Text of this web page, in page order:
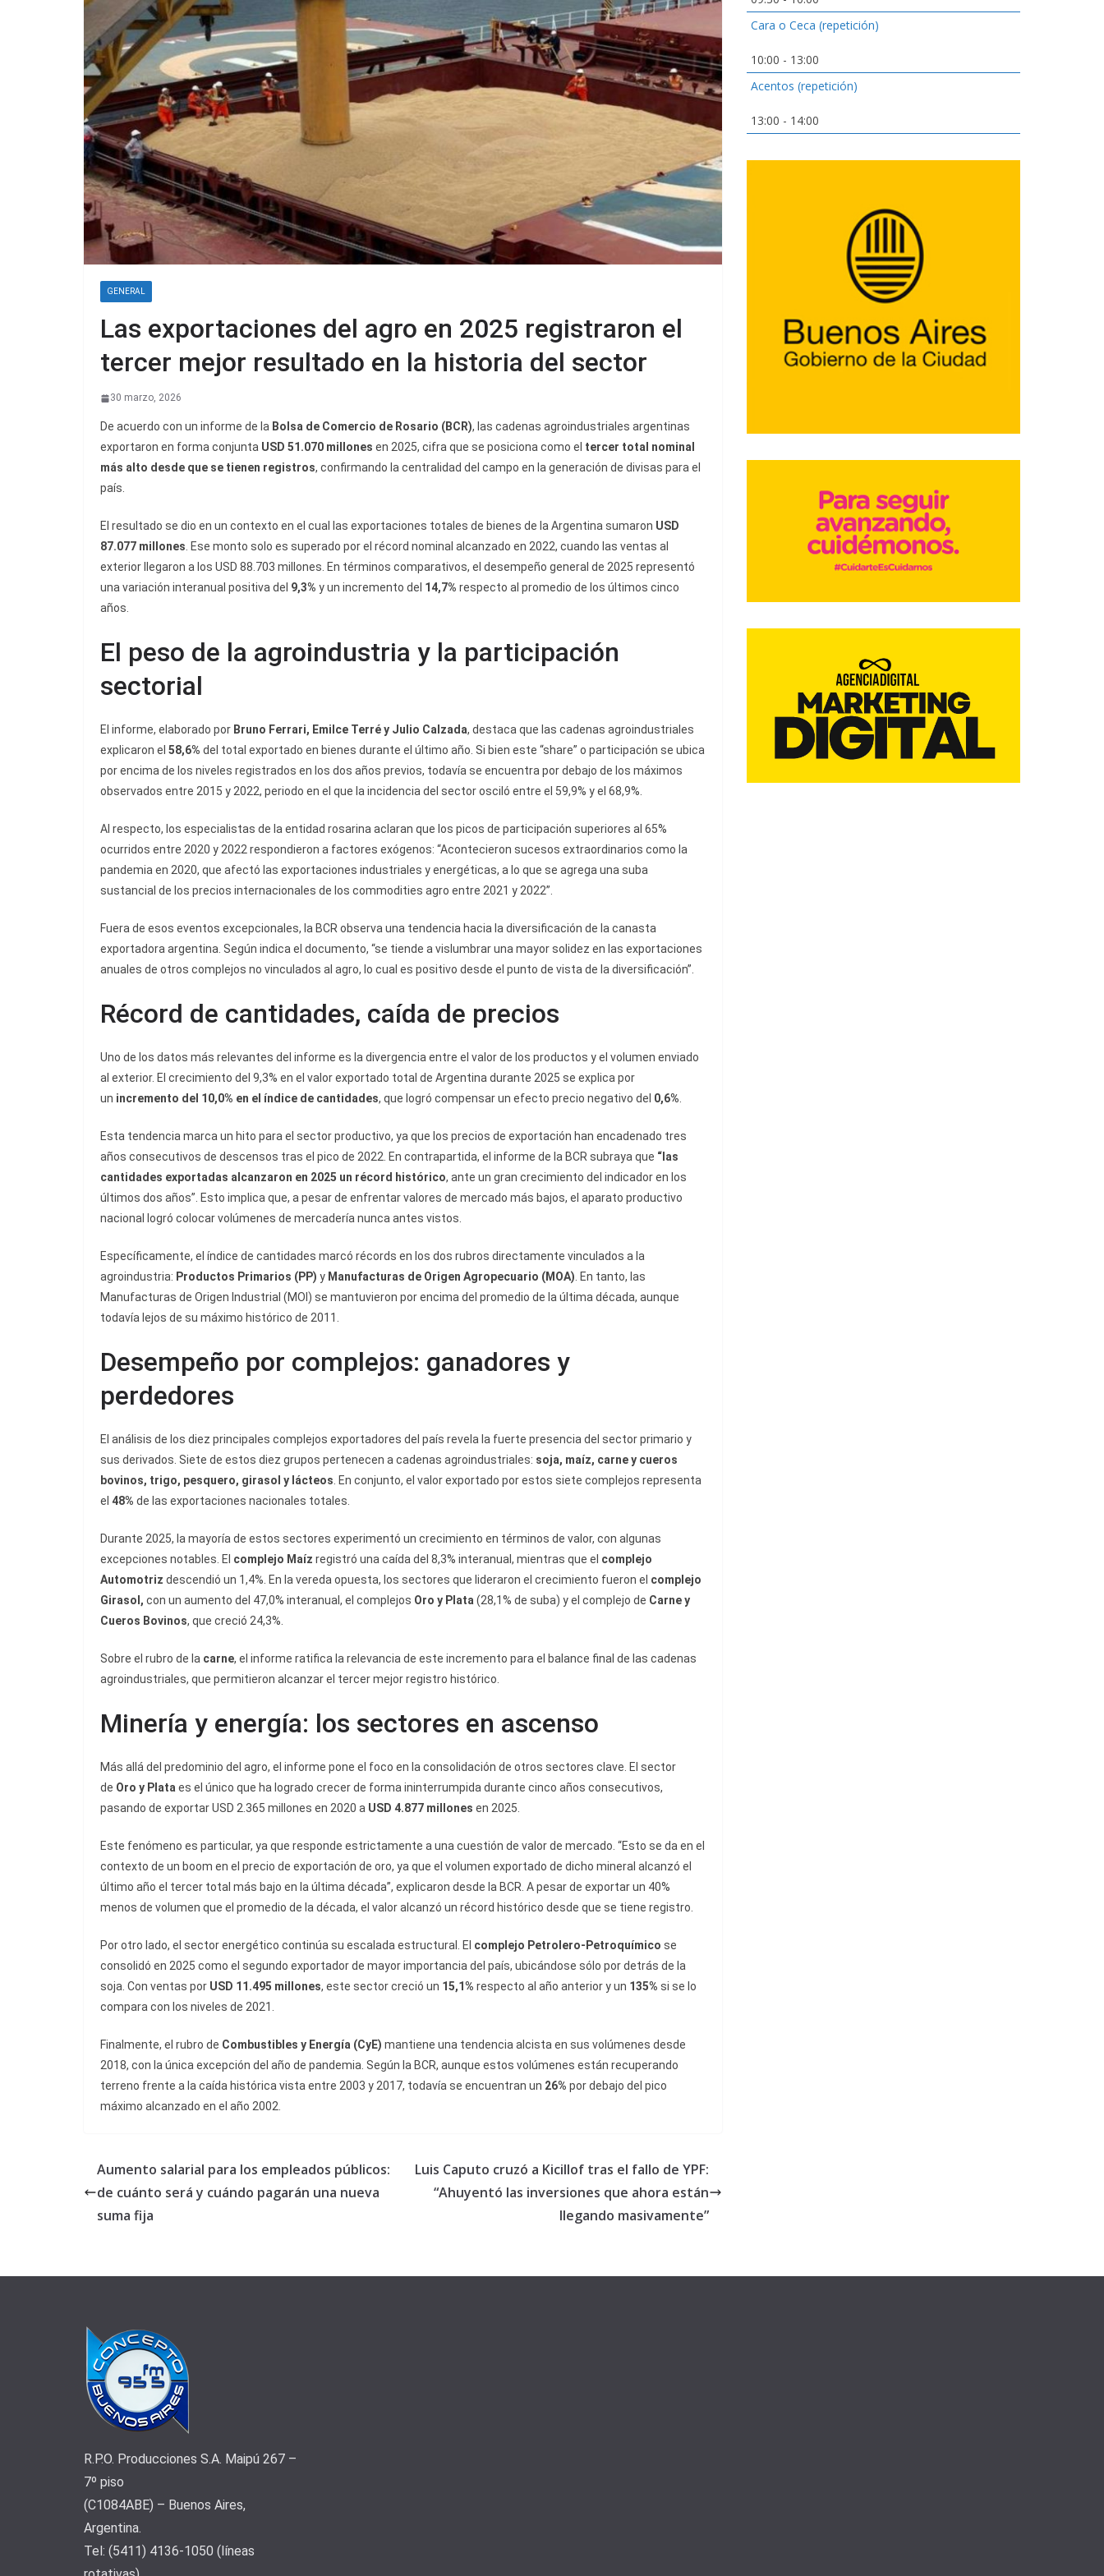
GENERAL
Las exportaciones del agro en 2025 registraron el
tercer mejor resultado en la historia del sector
30 marzo, 2026
De acuerdo con un informe de la Bolsa de Comercio de Rosario (BCR), las cadenas agroindustriales argentinas
exportaron en forma conjunta USD 51.070 millones en 2025, cifra que se posiciona como el tercer total nominal
más alto desde que se tienen registros, confirmando la centralidad del campo en la generación de divisas para el
país.
El resultado se dio en un contexto en el cual las exportaciones totales de bienes de la Argentina sumaron USD
87.077 millones. Ese monto solo es superado por el récord nominal alcanzado en 2022, cuando las ventas al
exterior llegaron a los USD 88.703 millones. En términos comparativos, el desempeño general de 2025 representó
una variación interanual positiva del 9,3% y un incremento del 14,7% respecto al promedio de los últimos cinco
años.
El peso de la agroindustria y la participación
sectorial
El informe, elaborado por Bruno Ferrari, Emilce Terré y Julio Calzada, destaca que las cadenas agroindustriales
explicaron el 58,6% del total exportado en bienes durante el último año. Si bien este “share” o participación se ubica
por encima de los niveles registrados en los dos años previos, todavía se encuentra por debajo de los máximos
observados entre 2015 y 2022, periodo en el que la incidencia del sector osciló entre el 59,9% y el 68,9%.
Al respecto, los especialistas de la entidad rosarina aclaran que los picos de participación superiores al 65%
ocurridos entre 2020 y 2022 respondieron a factores exógenos: “Acontecieron sucesos extraordinarios como la
pandemia en 2020, que afectó las exportaciones industriales y energéticas, a lo que se agrega una suba
sustancial de los precios internacionales de los commodities agro entre 2021 y 2022”.
Fuera de esos eventos excepcionales, la BCR observa una tendencia hacia la diversificación de la canasta
exportadora argentina. Según indica el documento, “se tiende a vislumbrar una mayor solidez en las exportaciones
anuales de otros complejos no vinculados al agro, lo cual es positivo desde el punto de vista de la diversificación”.
Récord de cantidades, caída de precios
Uno de los datos más relevantes del informe es la divergencia entre el valor de los productos y el volumen enviado
al exterior. El crecimiento del 9,3% en el valor exportado total de Argentina durante 2025 se explica por
un incremento del 10,0% en el índice de cantidades, que logró compensar un efecto precio negativo del 0,6%.
Esta tendencia marca un hito para el sector productivo, ya que los precios de exportación han encadenado tres
años consecutivos de descensos tras el pico de 2022. En contrapartida, el informe de la BCR subraya que “las
cantidades exportadas alcanzaron en 2025 un récord histórico, ante un gran crecimiento del indicador en los
últimos dos años”. Esto implica que, a pesar de enfrentar valores de mercado más bajos, el aparato productivo
nacional logró colocar volúmenes de mercadería nunca antes vistos.
Específicamente, el índice de cantidades marcó récords en los dos rubros directamente vinculados a la
agroindustria: Productos Primarios (PP) y Manufacturas de Origen Agropecuario (MOA). En tanto, las
Manufacturas de Origen Industrial (MOI) se mantuvieron por encima del promedio de la última década, aunque
todavía lejos de su máximo histórico de 2011.
Desempeño por complejos: ganadores y
perdedores
El análisis de los diez principales complejos exportadores del país revela la fuerte presencia del sector primario y
sus derivados. Siete de estos diez grupos pertenecen a cadenas agroindustriales: soja, maíz, carne y cueros
bovinos, trigo, pesquero, girasol y lácteos. En conjunto, el valor exportado por estos siete complejos representa
el 48% de las exportaciones nacionales totales.
Durante 2025, la mayoría de estos sectores experimentó un crecimiento en términos de valor, con algunas
excepciones notables. El complejo Maíz registró una caída del 8,3% interanual, mientras que el complejo
Automotriz descendió un 1,4%. En la vereda opuesta, los sectores que lideraron el crecimiento fueron el complejo
Girasol, con un aumento del 47,0% interanual, el complejos Oro y Plata(28,1% de suba) y el complejo de Carne y
Cueros Bovinos, que creció 24,3%.
Sobre el rubro de la carne, el informe ratifica la relevancia de este incremento para el balance final de las cadenas
agroindustriales, que permitieron alcanzar el tercer mejor registro histórico.
Minería y energía: los sectores en ascenso
Más allá del predominio del agro, el informe pone el foco en la consolidación de otros sectores clave. El sector
de Oro y Plataes el único que ha logrado crecer de forma ininterrumpida durante cinco años consecutivos,
pasando de exportar USD 2.365 millones en 2020 a USD 4.877 millones en 2025.
Este fenómeno es particular, ya que responde estrictamente a una cuestión de valor de mercado. “Esto se da en el
contexto de un boom en el precio de exportación de oro, ya que el volumen exportado de dicho mineral alcanzó el
último año el tercer total más bajo en la última década”, explicaron desde la BCR. A pesar de exportar un 40%
menos de volumen que el promedio de la década, el valor alcanzó un récord histórico desde que se tiene registro.
Por otro lado, el sector energético continúa su escalada estructural. El complejo Petrolero-Petroquímico se
consolidó en 2025 como el segundo exportador de mayor importancia del país, ubicándose sólo por detrás de la
soja. Con ventas por USD 11.495 millones, este sector creció un 15,1% respecto al año anterior y un 135% si se lo
compara con los niveles de 2021.
Finalmente, el rubro de Combustibles y Energía (CyE) mantiene una tendencia alcista en sus volúmenes desde
2018, con la única excepción del año de pandemia. Según la BCR, aunque estos volúmenes están recuperando
terreno frente a la caída histórica vista entre 2003 y 2017, todavía se encuentran un 26% por debajo del pico
máximo alcanzado en el año 2002.
Aumento salarial para los empleados públicos:
de cuánto será y cuándo pagarán una nueva
suma fija
Luis Caputo cruzó a Kicillof tras el fallo de YPF:
“Ahuyentó las inversiones que ahora están
llegando masivamente”
Cara o Ceca (repetición)
10:00 - 13:00
Acentos (repetición)
13:00 - 14:00
R.P.O. Producciones S.A. Maipú 267 –
7º piso
(C1084ABE) – Buenos Aires,
Argentina.
Tel: (5411) 4136-1050 (líneas